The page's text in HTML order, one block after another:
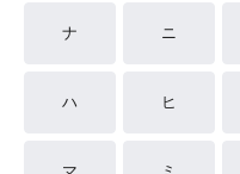
ナ ニ
ハ ヒ